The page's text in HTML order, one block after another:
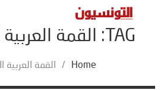
TAG: القمة العربية الاقتصادية
Home
/ القمة العربية